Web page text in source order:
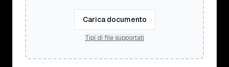
Carica documento
Tipi di file supportati